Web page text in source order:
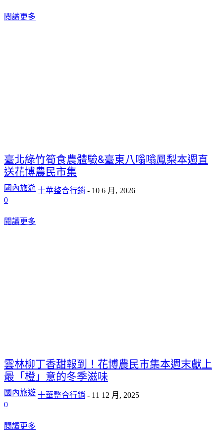
閱讀更多
臺北綠竹筍食農體驗&臺東八嗡嗡鳳梨本週直
送花博農民市集
國內旅遊 十華整合行銷 - 10 6 月, 2026
0
閱讀更多
雲林柳丁香甜報到！花博農民市集本週末獻上
最「橙」意的冬季滋味
國內旅遊 十華整合行銷 - 11 12 月, 2025
0
閱讀更多